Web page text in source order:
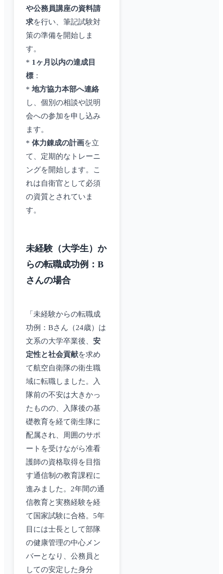
や公務員講座の資料請
求を行い、筆記試験対
策の準備を開始しま
す。
* 1ヶ月以内の達成目
標 ：
* 地方協力本部へ連絡
し、個別の相談や説明
会への参加を申し込み
ます。
* 体力錬成の計画を立
て、定期的なトレーニ
ングを開始します。こ
れは自衛官として必須
の資質とされていま
す。
未経験（大学生）か
らの転職成功例：B
さんの場合
「未経験からの転職成
功例：Bさん（24歳）は
文系の大学卒業後、 安
定性と社会貢献を求め
て航空自衛隊の衛生職
域に転職しました。入
隊前の不安は大きかっ
たものの、入隊後の基
礎教育を経て衛生隊に
配属され、周囲のサポ
ートを受けながら准看
護師の資格取得を目指
す通信制の教育課程に
進みました。2年間の通
信教育と実務経験を経
て国家試験に合格。5年
目には士長として部隊
の健康管理の中心メン
バーとなり、公務員と
しての安定した身分